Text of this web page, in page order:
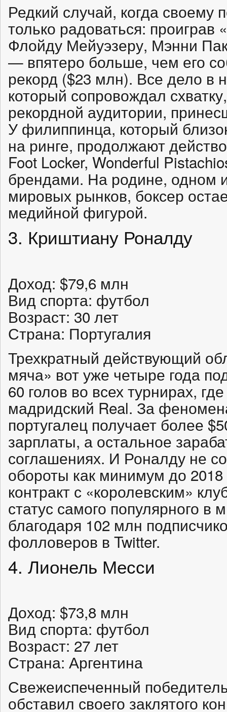
Редкий случай, когда
только радоваться: проиграв
Флойду Мейуэзеру, Мэнни
— впятеро больше, чем его
рекорд ($23 млн). Все дело в
который сопровождал
рекордной аудитории,
У филиппинца, который
на ринге, продолжают
Foot Locker, Wonderful
брендами. На родине, одном
мировых рынков, боксер
медийной фигурой.
3. Криштиану Роналду
Доход: $79,6 млн
Вид спорта: футбол
Возраст: 30 лет
Страна: Португалия
Трехкратный действующий
мяча» вот уже четыре года
60 голов во всех турнирах,
мадридский Real. За
португалец получает более
зарплаты, а остальное
соглашениях. И Роналду не
обороты как минимум до 2018
контракт с «королевским»
статус самого популярного
благодаря 102 млн
фолловеров в Twitter.
4. Лионель Месси
Доход: $73,8 млн
Вид спорта: футбол
Возраст: 27 лет
Страна: Аргентина
Свежеиспеченный
обставил своего заклятого